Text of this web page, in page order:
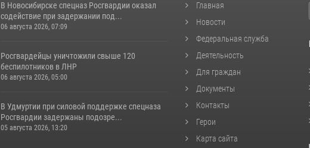
В Новосибирске спецназ Росгвардии оказал
содействие при задержании под...
06 августа 2026, 07:09
Росгвардейцы уничтожили свыше 120
беспилотников в ЛНР
06 августа 2026, 05:00
В Удмуртии при силовой поддержке спецназа
Росгвардии задержаны подозре...
05 августа 2026, 13:20
Главная
Новости
Федеральная служба
Деятельность
Для граждан
Документы
Контакты
Герои
Карта сайта